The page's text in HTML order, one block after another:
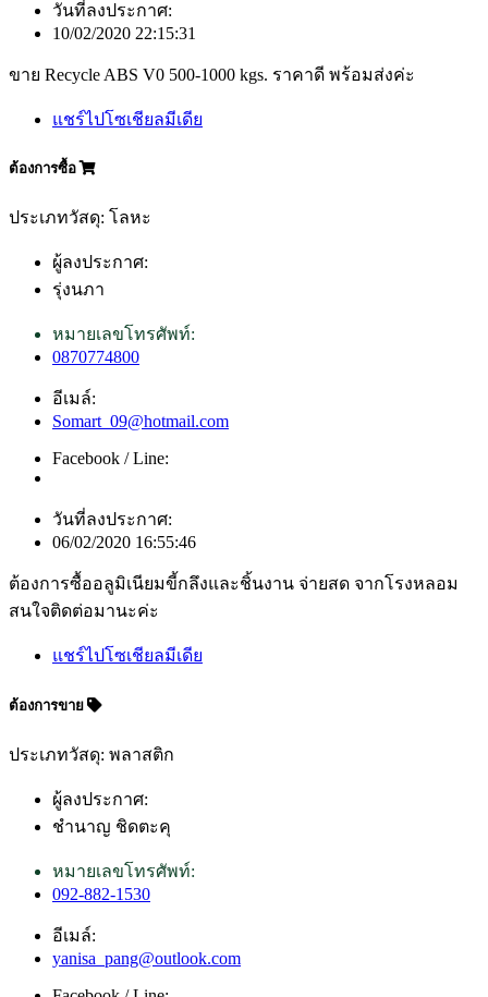
วันที่ลงประกาศ:
10/02/2020 22:15:31
ขาย Recycle ABS V0 500-1000 kgs. ราคาดี พร้อมส่งค่ะ
แชร์ไปโซเชียลมีเดีย
ต้องการซื้อ
ประเภทวัสดุ: โลหะ
ผู้ลงประกาศ:
รุ่งนภา
หมายเลขโทรศัพท์:
0870774800
อีเมล์:
Somart_09@hotmail.com
Facebook / Line:
วันที่ลงประกาศ:
06/02/2020 16:55:46
ต้องการซื้ออลูมิเนียมขี้กลึงและชิ้นงาน จ่ายสด จากโรงหลอม
สนใจติดต่อมานะค่ะ
แชร์ไปโซเชียลมีเดีย
ต้องการขาย
ประเภทวัสดุ: พลาสติก
ผู้ลงประกาศ:
ชำนาญ ชิดตะคุ
หมายเลขโทรศัพท์:
092-882-1530
อีเมล์:
yanisa_pang@outlook.com